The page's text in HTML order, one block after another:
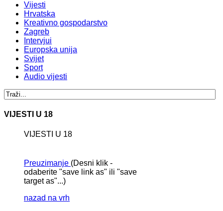
Vijesti
Hrvatska
Kreativno gospodarstvo
Zagreb
Intervjui
Europska unija
Svijet
Sport
Audio vijesti
VIJESTI U 18
VIJESTI U 18
Preuzimanje (Desni klik -
odaberite "save link as" ili "save
target as"...)
nazad na vrh